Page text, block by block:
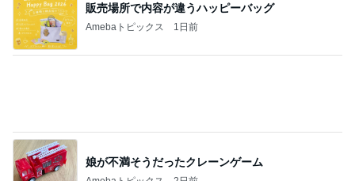
販売場所で内容が違うハッピーバッグ
Amebaトピックス 1日前
娘が不満そうだったクレーンゲーム